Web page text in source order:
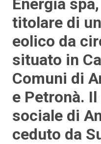
Energia
titolare di
eolico da
situato in
Comuni di
e Petronà.
sociale di
ceduto da